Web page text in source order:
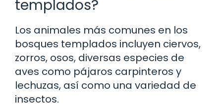
templados?
Los animales más comunes en los
bosques templados incluyen ciervos,
zorros, osos, diversas especies de
aves como pájaros carpinteros y
lechuzas, así como una variedad de
insectos.